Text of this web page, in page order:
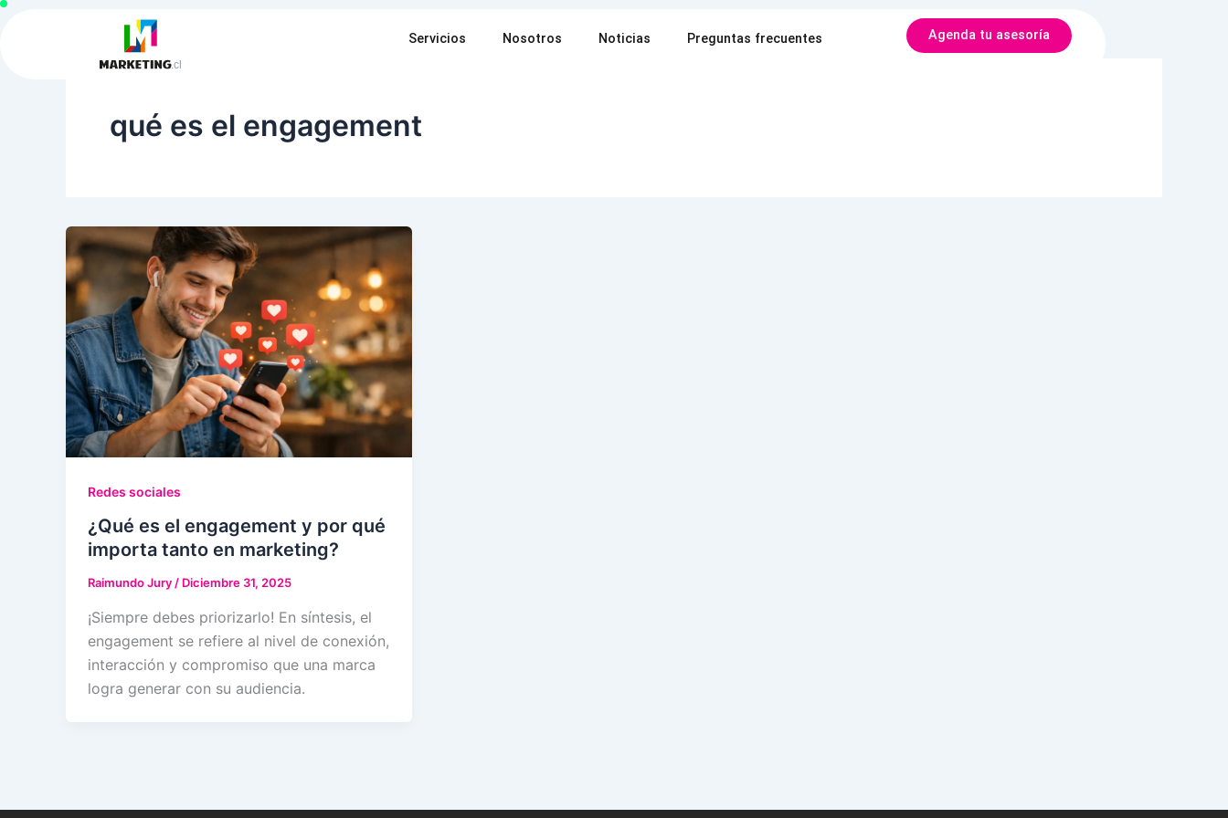
Ir
Servicios Nosotros Noticias Preguntas frecuentes Agenda tu asesoría
qué es el engagement
Redes sociales
¿Qué es el engagement y por qué
importa tanto en marketing?
Raimundo Jury/ Diciembre 31, 2025
¡Siempre debes priorizarlo! En síntesis, el
engagement se refiere al nivel de conexión,
interacción y compromiso que una marca
logra generar con su audiencia.